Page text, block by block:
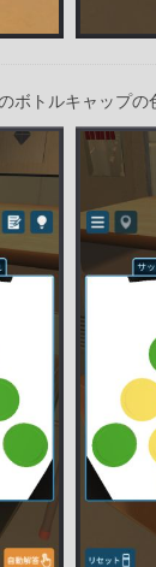
ボトルキャップの